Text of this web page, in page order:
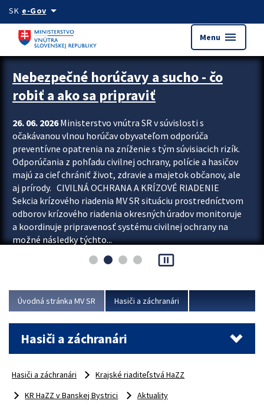
Preskocit na hlavný obsah
SK e-Govarrow_drop_down
Menu menu
Zastavit automatický posun upútavok
Nebezpečné horúčavy a sucho - čo
robiť a ako sa pripraviť
26. 06. 2026Ministerstvo vnútra SR v súvislosti s
očakávanou vlnou horúčav obyvateľom odporúča
preventívne opatrenia na zníženie s tým súvisiacich rizík.
Odporúčania z pohľadu civilnej ochrany, polície a hasičov
majú za cieľ chrániť život, zdravie a majetok občanov, ale
aj prírody. CIVILNÁ OCHRANA A KRÍZOVÉ RIADENIE
Sekcia krízového riadenia MV SR situáciu prostredníctvom
odborov krízového riadenia okresných úradov monitoruje
a koordinuje pripravenosť systému civilnej ochrany na
možné následky týchto...
pause_presentation
Úvodná stránka MV SR Hasiči a záchranári
Hasiči a záchranári
Hasiči a záchranári
Krajské riaditeľstvá HaZZ
KR HaZZ v Banskej Bystrici
Aktuality